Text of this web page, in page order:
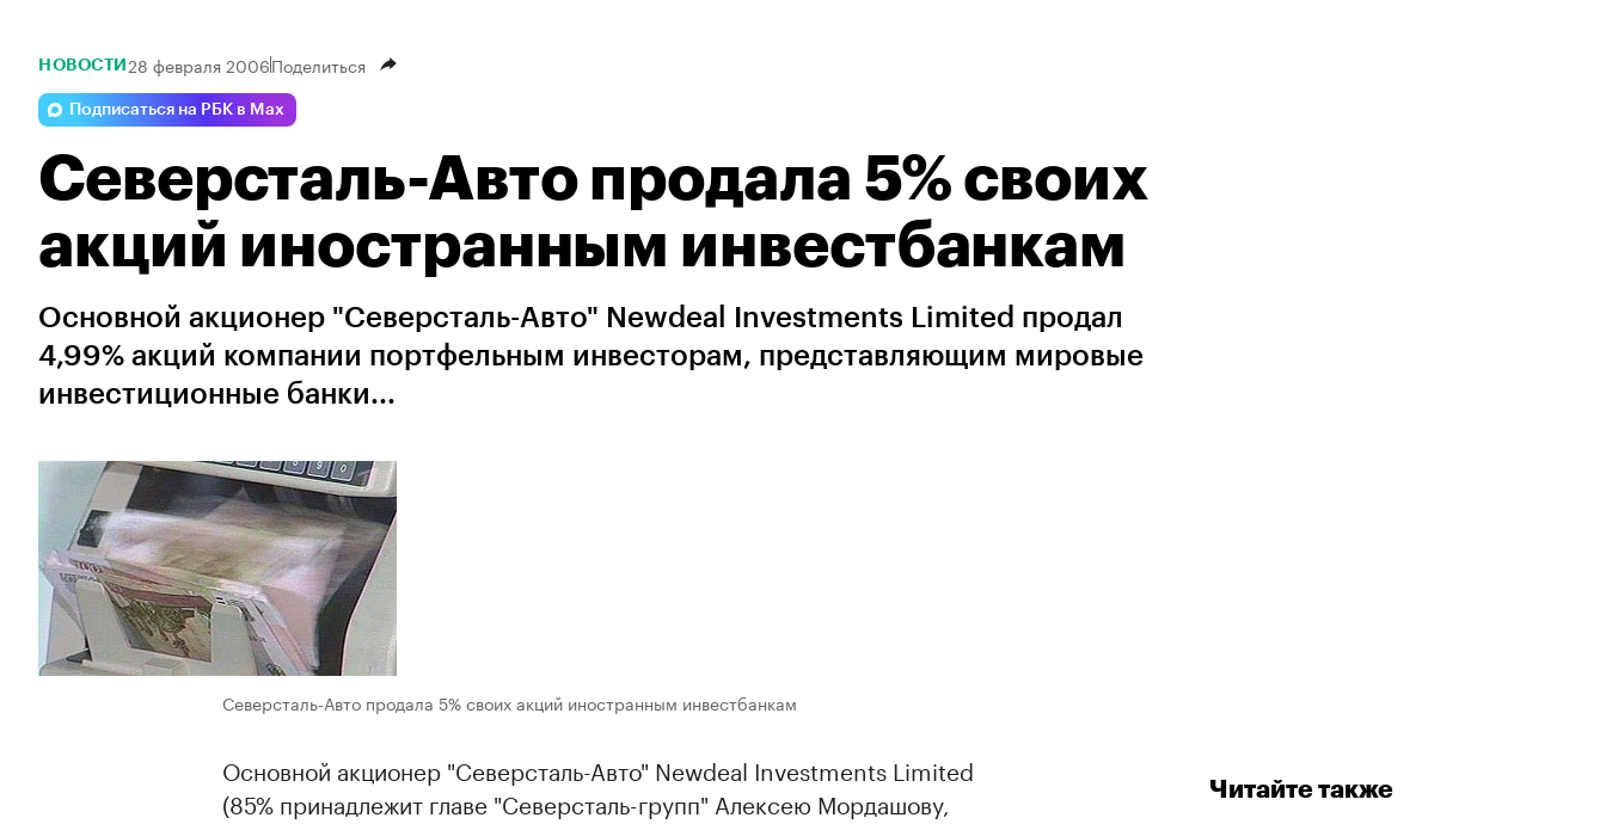
Читайте также
НОВОСТИ 28 февраля 2006Поделиться
Подписаться на РБК в Max
Северсталь-Авто продала 5% своих
акций иностранным инвестбанкам
Основной акционер "Северсталь-Авто" Newdeal Investments Limited продал
4,99% акций компании портфельным инвесторам, представляющим мировые
инвестиционные банки...
Северсталь-Авто продала 5% своих акций иностранным инвестбанкам
Основной акционер "Северсталь-Авто" Newdeal Investments Limited
(85% принадлежит главе "Северсталь-групп" Алексею Мордашову,